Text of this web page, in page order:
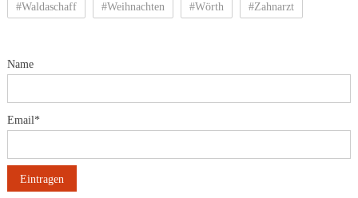
#Waldaschaff #Weihnachten #Wörth #Zahnarzt
Name
Email*